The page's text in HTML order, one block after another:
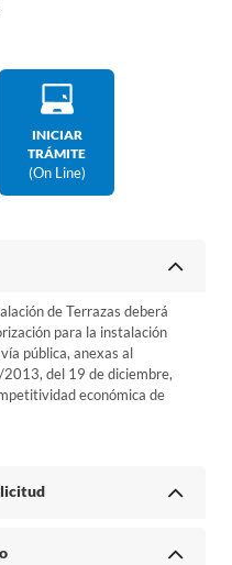
INICIAR
TRÁMITE
(on Line)
de Terrazas deberá
para la instalación
pública, anexas al
del 19 de diciembre,
económica de